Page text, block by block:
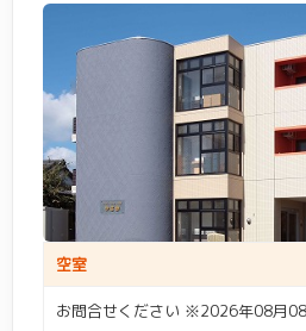
空室
お問合せください ※2026年08月